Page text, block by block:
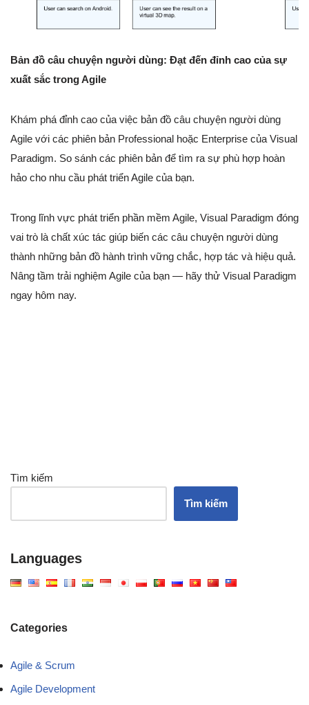
Bản đồ câu chuyện người dùng: Đạt đến đỉnh cao của sự
xuất sắc trong Agile
Khám phá đỉnh cao của việc bản đồ câu chuyện người dùng
Agile với các phiên bản Professional hoặc Enterprise của Visual
Paradigm. So sánh các phiên bản để tìm ra sự phù hợp hoàn
hảo cho nhu cầu phát triển Agile của bạn.
Trong lĩnh vực phát triển phần mềm Agile, Visual Paradigm đóng
vai trò là chất xúc tác giúp biến các câu chuyện người dùng
thành những bản đồ hành trình vững chắc, hợp tác và hiệu quả.
Nâng tầm trải nghiệm Agile của bạn — hãy thử Visual Paradigm
ngay hôm nay.
Tìm kiếm
Tìm kiếm
Languages
Categories
Agile & Scrum
Agile Development